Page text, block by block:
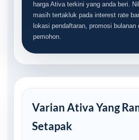
harga Ativa terkini yang anda beri.
masih tertakluk pada interest rate
lokasi pendaftaran, promosi bulanan
pemohon.
Varian Ativa Yang
Setapak